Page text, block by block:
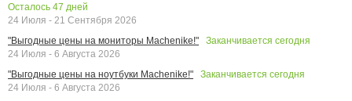
Осталось 47 дней
24 Июля - 21 Сентября 2026
"Выгодные цены на мониторы Machenike!"
Заканчивается сегодня
24 Июля - 6 Августа 2026
"Выгодные цены на ноутбуки Machenike!"
Заканчивается сегодня
24 Июля - 6 Августа 2026